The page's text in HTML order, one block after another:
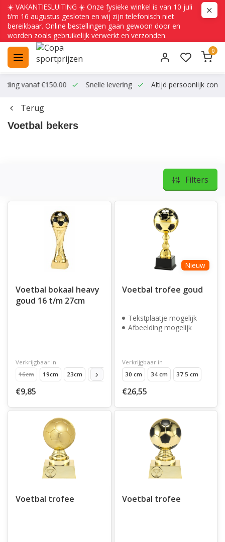
☀️ VAKANTIESLUITING ☀️ Onze fysieke winkel is van 10 juli
t/m 16 augustus gesloten en wij zijn telefonisch niet
bereikbaar. Online bestellingen gaan gewoon door en
worden zoals gebruikelijk verwerkt en verzonden.
0
vanaf €150.00 Snelle levering Altijd persoonlijk
Terug
Voetbal bekers
Filters
Voetbal bokaal heavy
goud 16 t/m 27cm
Verkrijgbaar in
16cm
19cm 23cm 27cm
€9,85
Nieuw
Voetbal trofee goud
Tekstplaatje mogelijk
Afbeelding mogelijk
Verkrijgbaar in
30 cm
34 cm 37.5 cm
€26,55
Voetbal trofee Voetbal trofee